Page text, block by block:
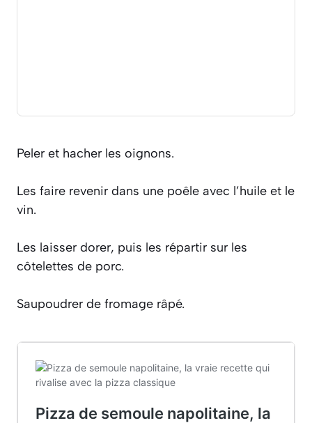
Peler et hacher les oignons.
Les faire revenir dans une poêle avec l’huile et le
vin.
Les laisser dorer, puis les répartir sur les
côtelettes de porc.
Saupoudrer de fromage râpé.